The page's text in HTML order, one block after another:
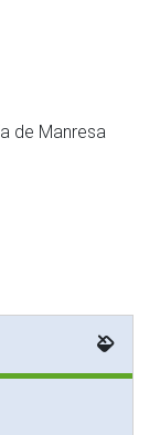
de Manresa